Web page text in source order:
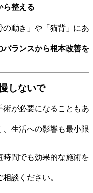
ら整える
動き」や「猫背」にあ
バランスから根本改善を
しないで
術が必要になることもあ
生活への影響も最小限
間でも効果的な施術を
談ください。